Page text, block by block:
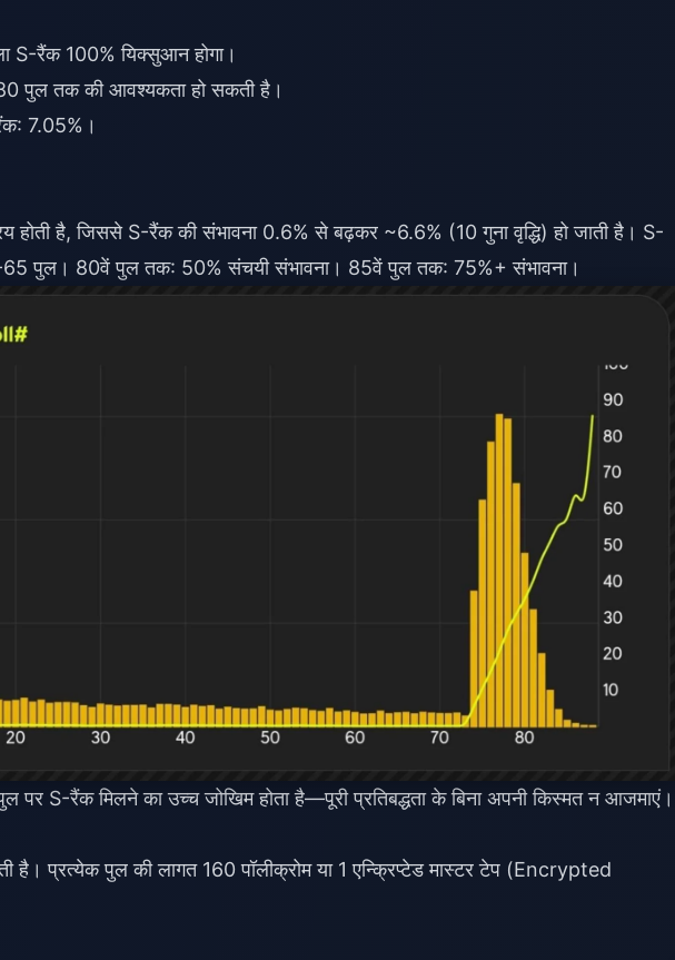
S-रैंक 100% यिक्सुआन होगा।
पुल तक की आवश्यकता हो सकती है।
7.05%।
होती है, जिससे S-रैंक की संभावना 0.6% से बढ़कर ~6.6% (10 गुना वृद्धि) हो जाती है। S-
65 पुल। 80वें पुल तक: 50% संचयी संभावना। 85वें पुल तक: 75%+ संभावना।
पर S-रैंक मिलने का उच्च जोखिम होता है—पूरी प्रतिबद्धता के बिना अपनी किस्मत न आजमाएं।
है। प्रत्येक पुल की लागत 160 पॉलीक्रोम या 1 एन्क्रिप्टेड मास्टर टेप (Encrypted